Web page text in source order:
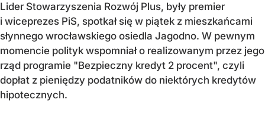
Lider Stowarzyszenia Rozwój Plus, były premier
i wiceprezes PiS, spotkał się w piątek z mieszkańcami
słynnego wrocławskiego osiedla Jagodno. W pewnym
momencie polityk wspomniał o realizowanym przez jego
rząd programie "Bezpieczny kredyt 2 procent", czyli
dopłat z pieniędzy podatników do niektórych kredytów
hipotecznych.